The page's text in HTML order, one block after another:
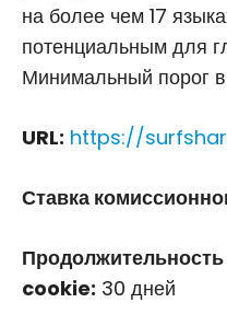
на более чем 17
потенциальным для
Минимальный порог
URL: https://
Ставка
cookie: 30 дней